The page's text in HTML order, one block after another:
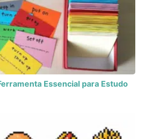
Essencial para Estudo